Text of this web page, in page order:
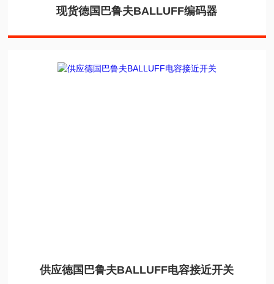
现货德国巴鲁夫BALLUFF编码器
供应德国巴鲁夫BALLUFF电容接近开关